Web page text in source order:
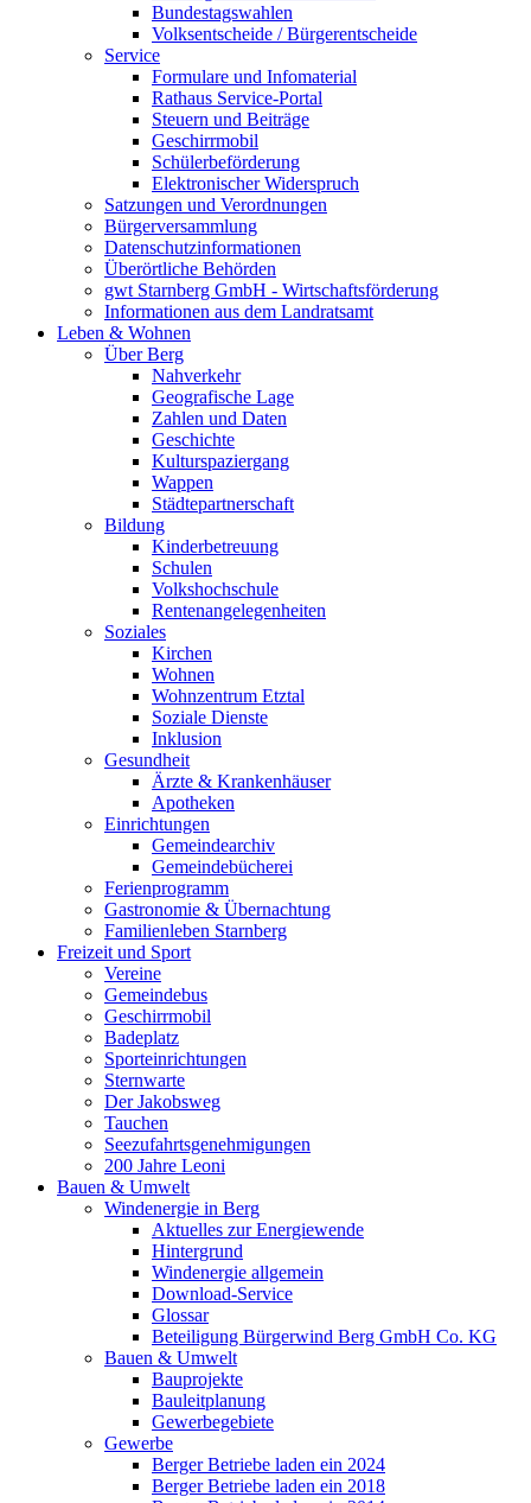
Bundestagswahlen
Volksentscheide / Bürgerentscheide
Service
Formulare und Infomaterial
Rathaus Service-Portal
Steuern und Beiträge
Geschirrmobil
Schülerbeförderung
Elektronischer Widerspruch
Satzungen und Verordnungen
Bürgerversammlung
Datenschutzinformationen
Überörtliche Behörden
gwt Starnberg GmbH - Wirtschaftsförderung
Informationen aus dem Landratsamt
Leben & Wohnen
Über Berg
Nahverkehr
Geografische Lage
Zahlen und Daten
Geschichte
Kulturspaziergang
Wappen
Städtepartnerschaft
Bildung
Kinderbetreuung
Schulen
Volkshochschule
Rentenangelegenheiten
Soziales
Kirchen
Wohnen
Wohnzentrum Etztal
Soziale Dienste
Inklusion
Gesundheit
Ärzte & Krankenhäuser
Apotheken
Einrichtungen
Gemeindearchiv
Gemeindebücherei
Ferienprogramm
Gastronomie & Übernachtung
Familienleben Starnberg
Freizeit und Sport
Vereine
Gemeindebus
Geschirrmobil
Badeplatz
Sporteinrichtungen
Sternwarte
Der Jakobsweg
Tauchen
Seezufahrtsgenehmigungen
200 Jahre Leoni
Bauen & Umwelt
Windenergie in Berg
Aktuelles zur Energiewende
Hintergrund
Windenergie allgemein
Download-Service
Glossar
Beteiligung Bürgerwind Berg GmbH Co. KG
Bauen & Umwelt
Bauprojekte
Bauleitplanung
Gewerbegebiete
Gewerbe
Berger Betriebe laden ein 2024
Berger Betriebe laden ein 2018